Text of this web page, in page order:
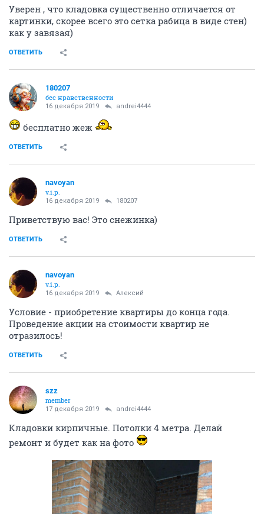
Уверен , что кладовка существенно отличается от
картинки, скорее всего это сетка рабица в виде стен)
как у завязая)
ОТВЕТИТЬ
180207
бес нравственности
16 декабря 2019 andrei4444
бесплатно жеж
ОТВЕТИТЬ
navoyan
v.i.p.
16 декабря 2019 180207
Приветствую вас! Это снежинка)
ОТВЕТИТЬ
navoyan
v.i.p.
16 декабря 2019 Алексий
Условие - приобретение квартиры до конца года.
Проведение акции на стоимости квартир не
отразилось!
ОТВЕТИТЬ
szz
member
17 декабря 2019 andrei4444
Кладовки кирпичные. Потолки 4 метра. Делай
ремонт и будет как на фото